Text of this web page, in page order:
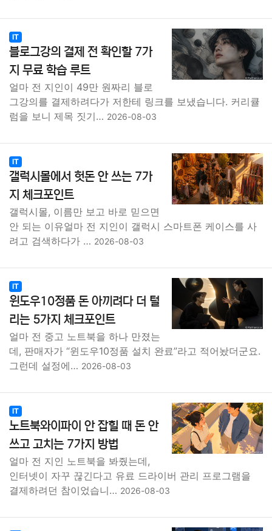
IT
블로그강의 결제 전 확인할 7가
지 무료 학습 루트
얼마 전 지인이 49만 원짜리 블로
그강의를 결제하려다가 저한테 링크를 보냈습니다. 커리큘
럼을 보니 제목 짓기… 2026-08-03
IT
갤럭시몰에서 헛돈 안 쓰는 7가
지 체크포인트
갤럭시몰, 이름만 보고 바로 믿으면
안 되는 이유얼마 전 지인이 갤럭시 스마트폰 케이스를 사
려고 검색하다가 … 2026-08-03
IT
윈도우10정품 돈 아끼려다 더 털
리는 5가지 체크포인트
얼마 전 중고 노트북을 하나 만졌는
데, 판매자가 “윈도우10정품 설치 완료”라고 적어놨더군요.
그런데 설정에… 2026-08-03
IT
노트북와이파이 안 잡힐 때 돈 안
쓰고 고치는 7가지 방법
얼마 전 지인 노트북을 봐줬는데,
인터넷이 자꾸 끊긴다고 유료 드라이버 관리 프로그램을
결제하려던 참이었습니… 2026-08-03